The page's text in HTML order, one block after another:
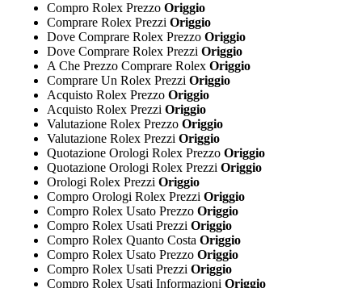
Compro Rolex Prezzo Origgio
Comprare Rolex Prezzi Origgio
Dove Comprare Rolex Prezzo Origgio
Dove Comprare Rolex Prezzi Origgio
A Che Prezzo Comprare Rolex Origgio
Comprare Un Rolex Prezzi Origgio
Acquisto Rolex Prezzo Origgio
Acquisto Rolex Prezzi Origgio
Valutazione Rolex Prezzo Origgio
Valutazione Rolex Prezzi Origgio
Quotazione Orologi Rolex Prezzo Origgio
Quotazione Orologi Rolex Prezzi Origgio
Orologi Rolex Prezzi Origgio
Compro Orologi Rolex Prezzi Origgio
Compro Rolex Usato Prezzo Origgio
Compro Rolex Usati Prezzi Origgio
Compro Rolex Quanto Costa Origgio
Compro Rolex Usato Prezzo Origgio
Compro Rolex Usati Prezzi Origgio
Compro Rolex Usati Informazioni Origgio